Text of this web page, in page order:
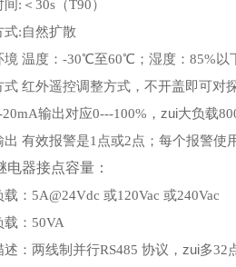
间: ＜ 30s（T90）
式:自然扩散
境 温度： -30℃至60℃ ；湿度： 85%以
式 红外遥控调整方式，不开盖即可对
输出对应0---100% ，zui大负载
出 有效报警是1 点或2点；每个报警使
电器接点容量：
： 5A@24Vdc 或120Vac 或240Vac
： 50VA
述：两线制并行RS485 协议，zui多32